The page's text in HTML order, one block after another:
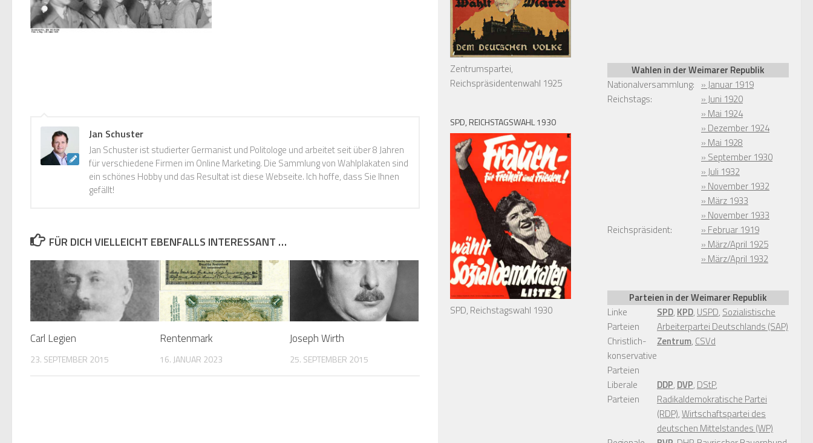
Jan Schuster
Jan Schuster ist studierter Germanist und Politologe und arbeitet seit über 8 Jahren
für verschiedene Firmen im Online Marketing. Die Sammlung von Wahlplakaten sind
ein schönes Hobby und das Resultat ist diese Webseite. Ich hoffe, dass Sie Ihnen
gefällt!
FÜR DICH VIELLEICHT EBENFALLS INTERESSANT …
Carl Legien
23. SEPTEMBER 2015
Rentenmark
16. JANUAR 2023
Joseph Wirth
25. SEPTEMBER 2015
Wahlen in der Weimarer Republik
Nationalversammlung: » Januar 1919
Reichstags:
» Juni 1920
» Mai 1924
» Dezember 1924
» Mai 1928
» September 1930
» Juli 1932
» November 1932
» März 1933
» November 1933
Reichspräsident:
» Februar 1919
» März/April 1925
» März/April 1932
Parteien in der Weimarer Republik
Linke
Parteien
SPD, KPD, USPD, Sozialistische
Arbeiterpartei Deutschlands (SAP)
Christlich-
konservative
Parteien
Zentrum, CSVd
Liberale
Parteien
DDP, DVP, DStP,
Radikaldemokratische Partei
(RDP),Wirtschaftspartei des
deutschen Mittelstandes (WP)
Zentrumspartei,
Reichspräsidentenwahl 1925
SPD, REICHSTAGSWAHL 1930
SPD, Reichstagswahl 1930